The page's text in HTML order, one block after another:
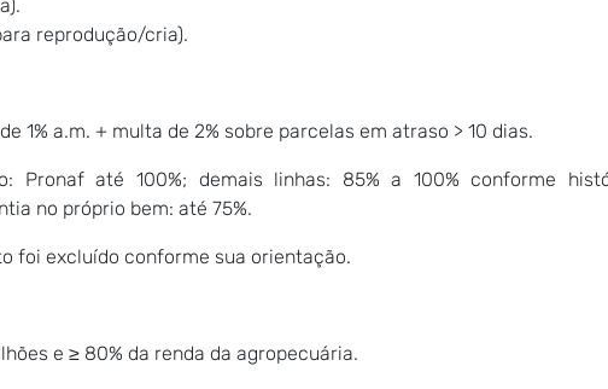
reprodução/cria).
1% a.m. + multa de 2% sobre parcelas em atraso > 10 dias.
Pronaf até 100%; demais linhas: 85% a 100% conforme
no próprio bem: até 75%.
foi excluído conforme sua orientação.
e ≥ 80% da renda da agropecuária.